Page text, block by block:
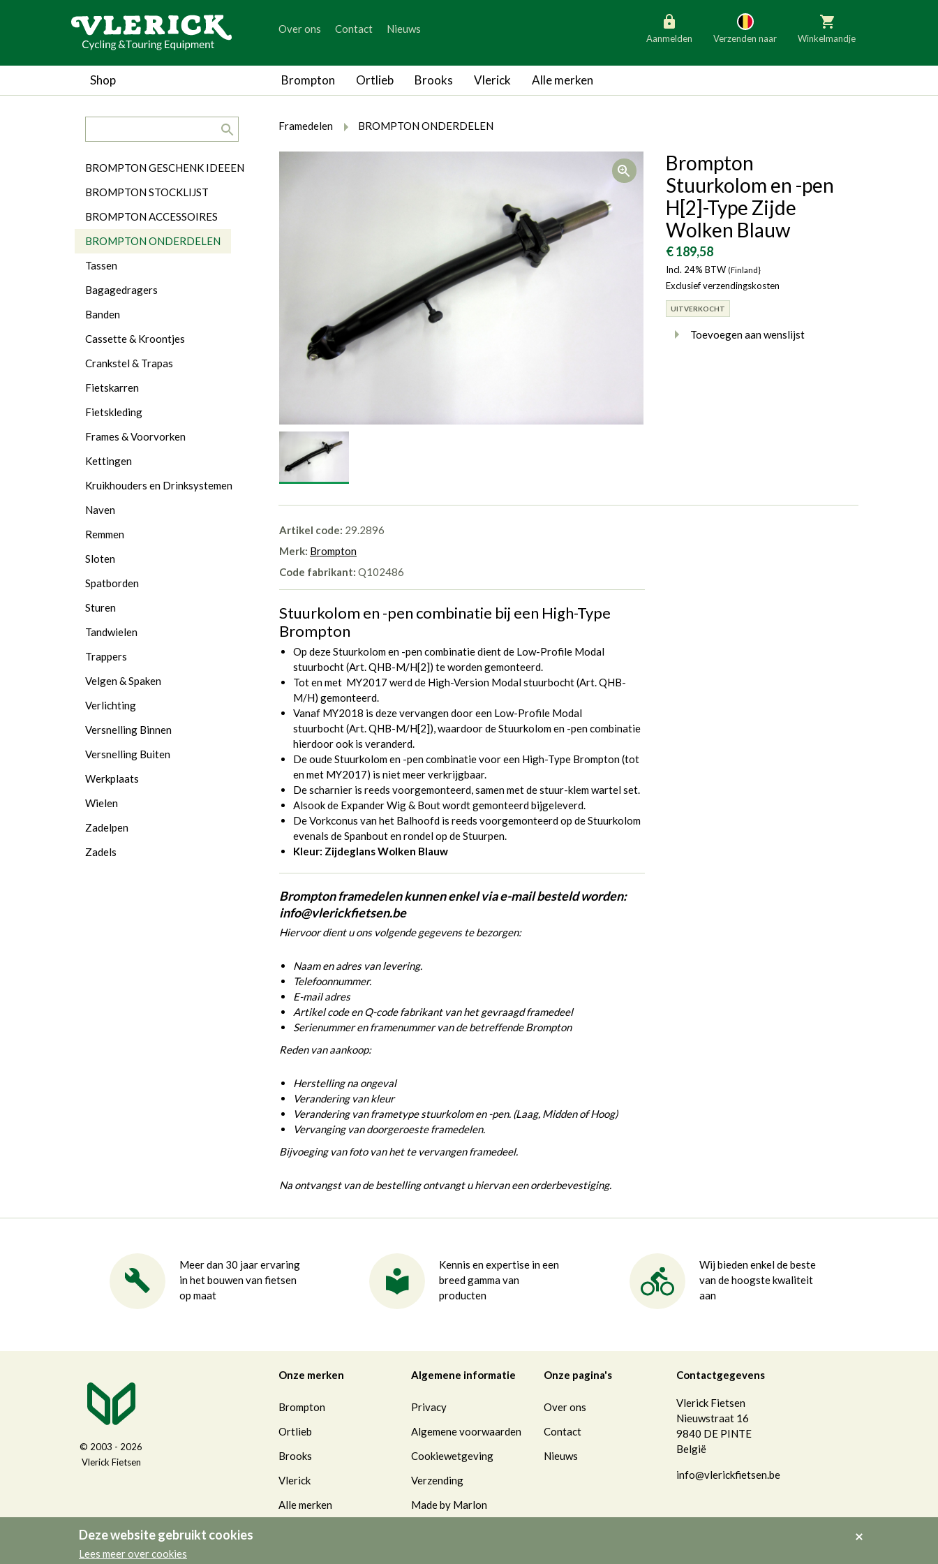
Deze website gebruikt cookies
Lees meer over cookies
Aanmelden Verzenden naar
Slovenië
Denemarken Finland
Bulgarije Ierland
Winkelmandje
generic_skip_language
Over ons Contact Nieuws
Shop Brompton Ortlieb Brooks Vlerick Alle merken
breadcrumb.here
breadcrumb.from
Framedelen breadcrumb.to
BROMPTON ONDERDELEN
Open
Brompton
Stuurkolom en -pen
H[2]-Type Zijde
Wolken Blauw
€ 189,58
Incl. 24% BTW (Finland}
Exclusief verzendingskosten
UITVERKOCHT
Toevoegen aan wenslijst
Artikel code: 29.2896
Merk: Brompton
Code fabrikant: Q102486
Stuurkolom en -pen combinatie bij een High-Type
Brompton
Op deze Stuurkolom en -pen combinatie dient de Low-Profile Modal
stuurbocht (Art. QHB-M/H[2]) te worden gemonteerd.
Tot en met MY2017 werd de High-Version Modal stuurbocht (Art. QHB-
M/H) gemonteerd.
Vanaf MY2018 is deze vervangen door een Low-Profile Modal
stuurbocht (Art. QHB-M/H[2]), waardoor de Stuurkolom en -pen combinatie
hierdoor ook is veranderd.
De oude Stuurkolom en -pen combinatie voor een High-Type Brompton (tot
en met MY2017) is niet meer verkrijgbaar.
De scharnier is reeds voorgemonteerd, samen met de stuur-klem wartel set.
Alsook de Expander Wig & Bout wordt gemonteerd bijgeleverd.
De Vorkconus van het Balhoofd is reeds voorgemonteerd op de Stuurkolom
evenals de Spanbout en rondel op de Stuurpen.
Kleur: Zijdeglans Wolken Blauw
Brompton framedelen kunnen enkel via e-mail besteld worden:
info@vlerickfietsen.be
Hiervoor dient u ons volgende gegevens te bezorgen:
Naam en adres van levering.
Telefoonnummer.
E-mail adres
Artikel code en Q-code fabrikant van het gevraagd framedeel
Serienummer en framenummer van de betreffende Brompton
Reden van aankoop:
Herstelling na ongeval
Verandering van kleur
Verandering van frametype stuurkolom en -pen. (Laag, Midden of Hoog)
Vervanging van doorgeroeste framedelen.
Bijvoeging van foto van het te vervangen framedeel.
Na ontvangst van de bestelling ontvangt u hiervan een orderbevestiging.
Categorieën
BROMPTON GESCHENK IDEEEN
BROMPTON STOCKLIJST
BROMPTON ACCESSOIRES
BROMPTON ONDERDELEN
Tassen
Bagagedragers
Banden
Cassette & Kroontjes
Crankstel & Trapas
Fietskarren
Fietskleding
Frames & Voorvorken
Kettingen
Kruikhouders en Drinksystemen
Naven
Remmen
Sloten
Spatborden
Sturen
Tandwielen
Trappers
Velgen & Spaken
Verlichting
Versnelling Binnen
Versnelling Buiten
Werkplaats
Wielen
Zadelpen
Zadels
Meer dan 30 jaar ervaring
in het bouwen van fietsen
op maat
Kennis en expertise in een
breed gamma van
producten
Wij bieden enkel de beste
van de hoogste kwaliteit
aan
© 2003 - 2026
Vlerick Fietsen
Onze merken
Brompton
Ortlieb
Brooks
Vlerick
Alle merken
Algemene informatie
Privacy
Algemene voorwaarden
Cookiewetgeving
Verzending
Made by Marlon
Onze pagina's
Over ons
Contact
Nieuws
Contactgegevens
Vlerick Fietsen
Nieuwstraat 16
9840 DE PINTE
België
info@vlerickfietsen.be